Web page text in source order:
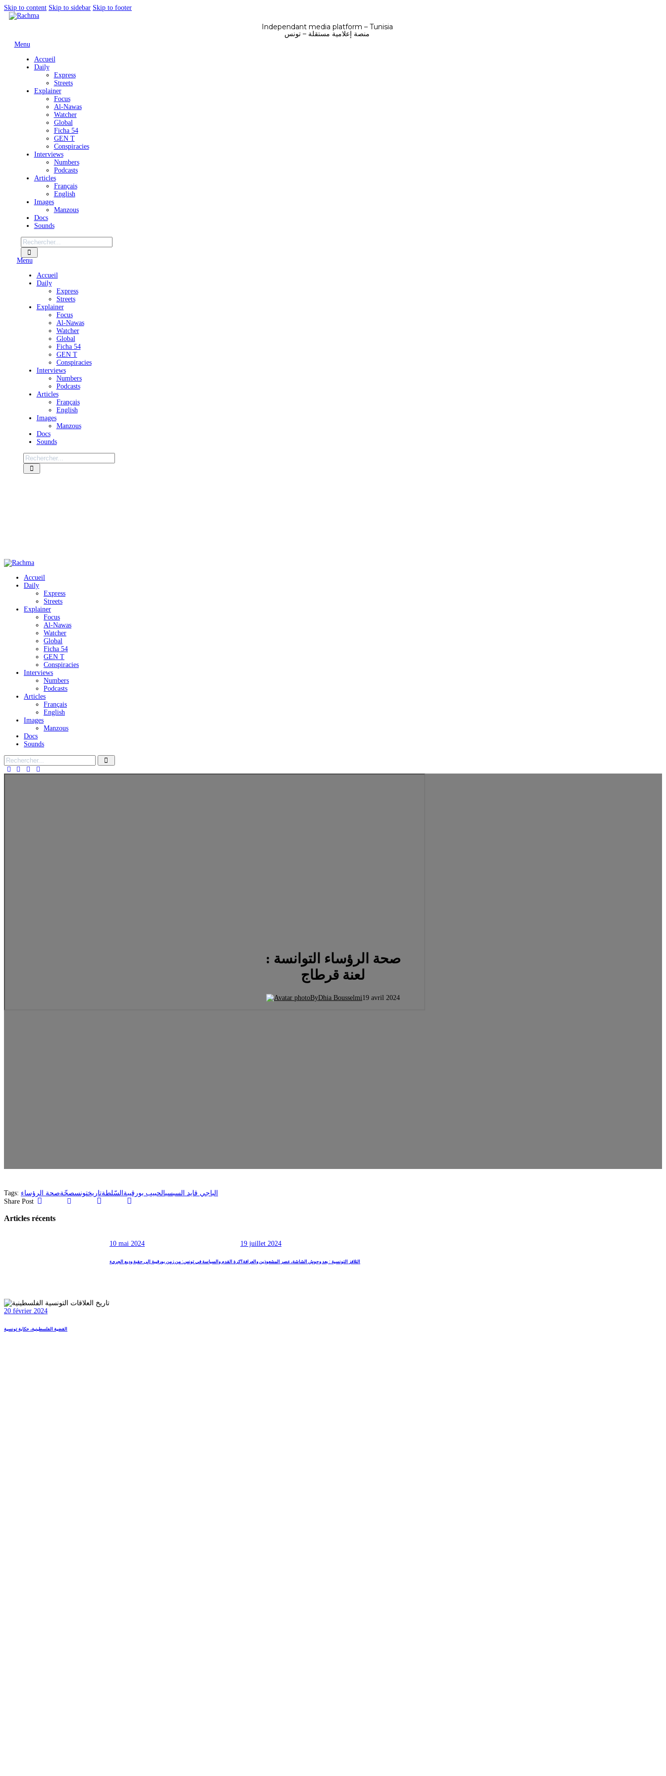
Skip to content Skip to sidebar Skip to footer
Independant media platform – Tunisia
منصة إعلامية مستقلة – تونس
Menu
Accueil
Daily
Express
Streets
Explainer
Focus
Al-Nawas
Watcher
Global
Ficha 54
GEN T
Conspiracies
Interviews
Numbers
Podcasts
Articles
Français
English
Images
Manzous
Docs
Sounds
Menu
Accueil
Daily
Express
Streets
Explainer
Focus
Al-Nawas
Watcher
Global
Ficha 54
GEN T
Conspiracies
Interviews
Numbers
Podcasts
Articles
Français
English
Images
Manzous
Docs
Sounds
Accueil
Daily
Express
Streets
Explainer
Focus
Al-Nawas
Watcher
Global
Ficha 54
GEN T
Conspiracies
Interviews
Numbers
Podcasts
Articles
Français
English
Images
Manzous
Docs
Sounds
صحة الرؤساء التوانسة :
لعنة قرطاج
ByDhia Bousselmi19 avril 2024
Tags: الباجي قايد السبسيالحبيب بورقيبة السّلطةتاريختونسصحّةصحة الرؤساء
Share Post
Articles récents
20 février 2024
القضية الفلسطينية، حكاية تونسية
10 mai 2024
كرة القدم والسياسة في تونس: من زمن بورقيبة إلى حقبة وديع الجريء
19 juillet 2024
التلافز التونسية : بعد وحوش الشاشة، عصر المشعوذين والعرافة؟